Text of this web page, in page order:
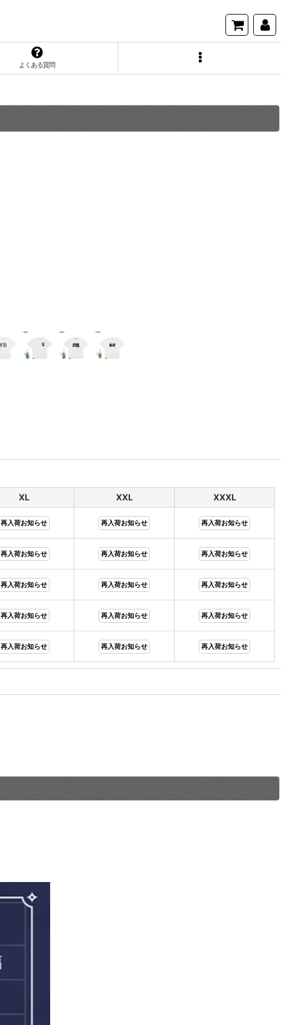
よくある質問
XL XXL XXXL
再入荷お知らせ 再入荷お知らせ 再入荷お知らせ
再入荷お知らせ 再入荷お知らせ 再入荷お知らせ
再入荷お知らせ 再入荷お知らせ 再入荷お知らせ
再入荷お知らせ 再入荷お知らせ 再入荷お知らせ
再入荷お知らせ 再入荷お知らせ 再入荷お知らせ